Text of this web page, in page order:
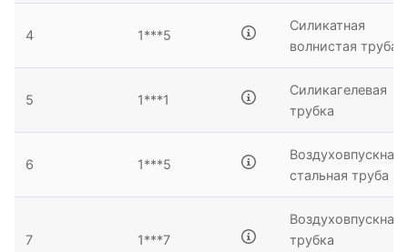
4 1***5
Силикатная
волнистая труба
5 1***1
Силикагелевая
трубка
6 1***5
Воздуховпускная
стальная труба
7 1***7
Воздуховпускная
трубка